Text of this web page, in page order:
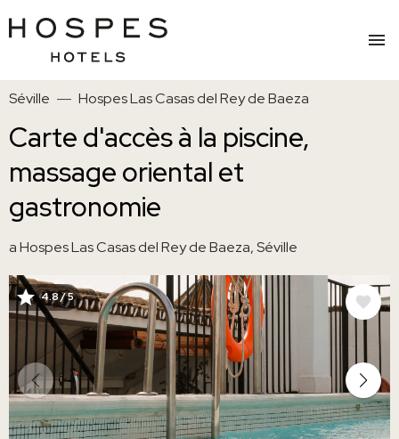
Aller
au
contenu
principal
Séville Hospes Las Casas del Rey de Baeza
Carte d'accès à la piscine,
massage oriental et
gastronomie
a Hospes Las Casas del Rey de Baeza, Séville
IMAGE
4.8 / 5